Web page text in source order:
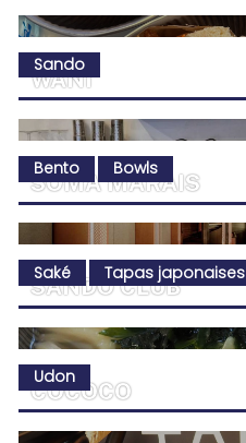
WANI
SOMA MARAIS
SANDO CLUB
Sando
COCOCO
Bento Bowls
Saké Tapas japonaises
Udon